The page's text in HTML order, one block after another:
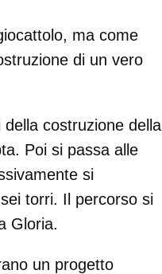
ma come
di un vero
costruzione della
Poi si passa alle
si
torri. Il percorso si
Gloria.
un progetto